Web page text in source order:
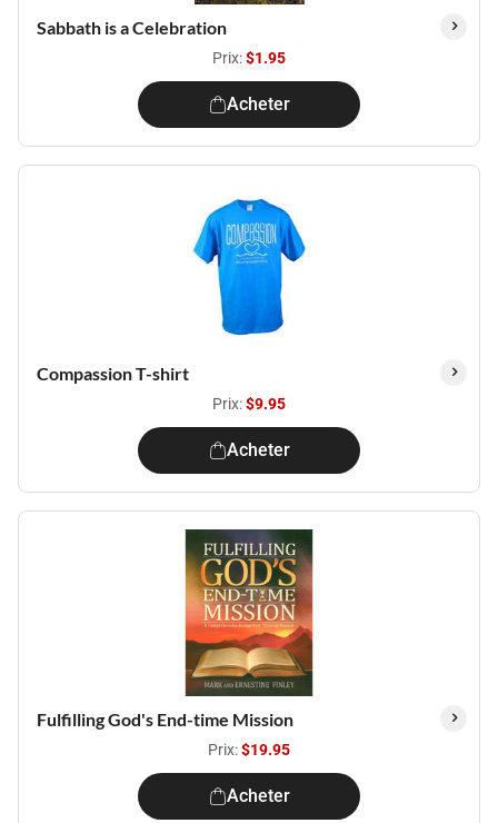
Sabbath is a Celebration
Prix:$1.95
Acheter
Compassion T-shirt
Prix:$9.95
Acheter
Fulfilling God's End-time Mission
Prix:$19.95
Acheter